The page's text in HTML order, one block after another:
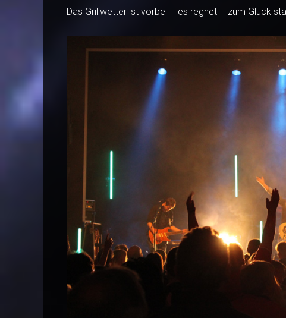
Das Grillwetter ist vorbei – es regnet – zum Glück